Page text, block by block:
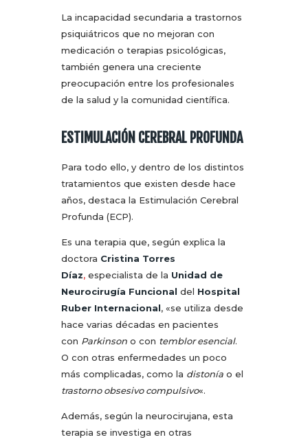
La incapacidad secundaria a trastornos
psiquiátricos que no mejoran con
medicación o terapias psicológicas,
también genera una creciente
preocupación entre los profesionales
de la salud y la comunidad científica.
ESTIMULACIÓN CEREBRAL PROFUNDA
Para todo ello, y dentro de los distintos
tratamientos que existen desde hace
años, destaca la Estimulación Cerebral
Profunda (ECP).
Es una terapia que, según explica la
doctora Cristina Torres
Díaz, especialista de la Unidad de
Neurocirugía Funcional del Hospital
Ruber Internacional, «se utiliza desde
hace varias décadas en pacientes
con Parkinson o con temblor esencial.
O con otras enfermedades un poco
más complicadas, como la distonía o el
trastorno obsesivo compulsivo«.
Además, según la neurocirujana, esta
terapia se investiga en otras